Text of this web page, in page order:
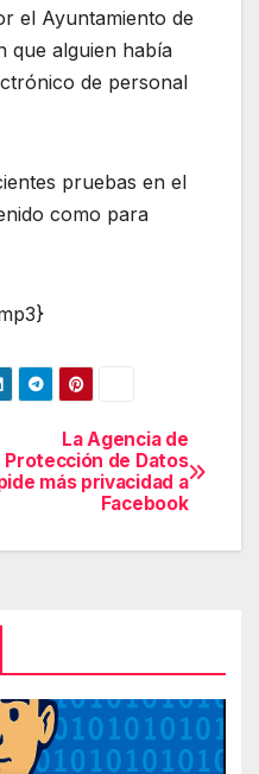
el Ayuntamiento de
que alguien había
de personal
pruebas en el
como para
La Agencia de
Protección de Datos
más privacidad a
Facebook